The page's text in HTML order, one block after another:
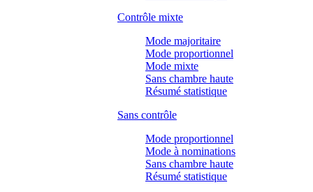
Contrôle mixte
Mode majoritaire
Mode proportionnel
Mode mixte
Sans chambre haute
Résumé statistique
Sans contrôle
Mode proportionnel
Mode à nominations
Sans chambre haute
Résumé statistique